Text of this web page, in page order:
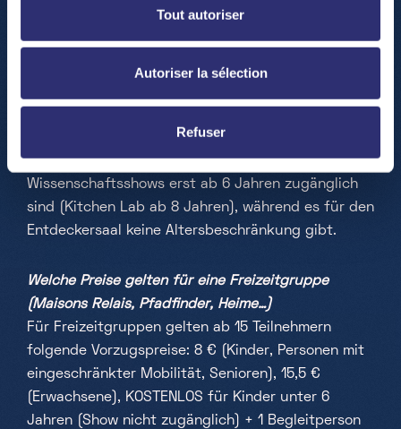
Tout autoriser
Autoriser la sélection
Refuser
Ab welchem Alterempfehlen Sie den Besuch des
passen die Inhalte immer an die jeweilige Gruppe
an. Allerdings ist zu beachten, dass die
Wissenschaftsshows erst ab 6 Jahren zugänglich
sind (Kitchen Lab ab 8 Jahren), während es für den
Entdeckersaal keine Altersbeschränkung gibt.
Welche Preise gelten für eine Freizeitgruppe
(Maisons Relais, Pfadfinder, Heime…)
Für Freizeitgruppen gelten ab 15 Teilnehmern
folgende Vorzugspreise: 8 € (Kinder, Personen mit
eingeschränkter Mobilität, Senioren), 15,5 €
(Erwachsene), KOSTENLOS für Kinder unter 6
Jahren (Show nicht zugänglich) + 1 Begleitperson